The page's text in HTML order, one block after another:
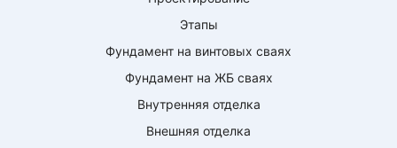
Этапы
Фундамент на винтовых сваях
Фундамент на ЖБ сваях
Внутренняя отделка
Внешняя отделка